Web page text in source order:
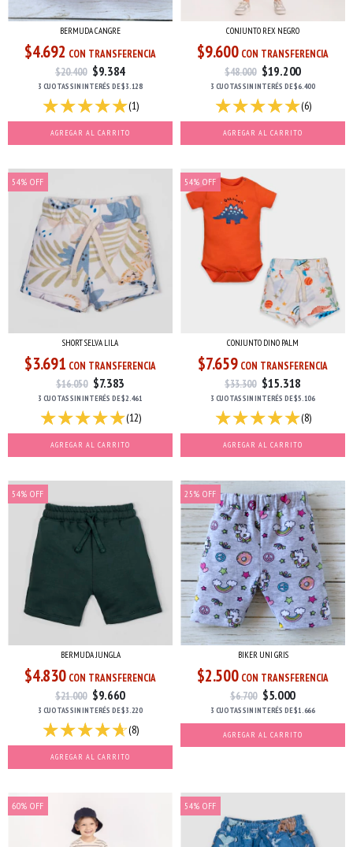
BERMUDA CANGRE
$4.692 CON TRANSFERENCIA
$20.400 $9.384
3 CUOTASSIN INTERÉS DE$3.128
(1)
AGREGAR AL CARRITO
CONJUNTO REX NEGRO
$9.600 CON TRANSFERENCIA
$48.000 $19.200
3 CUOTASSIN INTERÉS DE$6.400
(6)
AGREGAR AL CARRITO
54% OFF
SHORT SELVA LILA
$3.691 CON TRANSFERENCIA
$16.050 $7.383
3 CUOTASSIN INTERÉS DE$2.461
(12)
AGREGAR AL CARRITO
54% OFF
CONJUNTO DINO PALM
$7.659 CON TRANSFERENCIA
$33.300 $15.318
3 CUOTASSIN INTERÉS DE$5.106
(8)
AGREGAR AL CARRITO
54% OFF
BERMUDA JUNGLA
$4.830 CON TRANSFERENCIA
$21.000 $9.660
3 CUOTASSIN INTERÉS DE$3.220
(8)
AGREGAR AL CARRITO
25% OFF
BIKER UNI GRIS
$2.500 CON TRANSFERENCIA
$6.700 $5.000
3 CUOTASSIN INTERÉS DE$1.666
AGREGAR AL CARRITO
60% OFF 54% OFF